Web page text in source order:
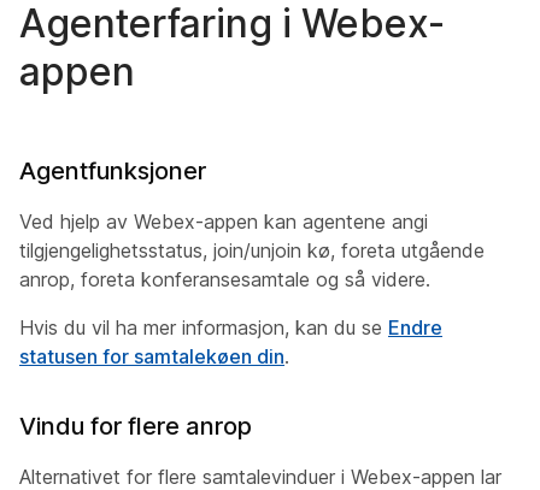
Agenterfaring i Webex-
appen
Agentfunksjoner
Ved hjelp av Webex-appen kan agentene angi
tilgjengelighetsstatus, join/unjoin kø, foreta utgående
anrop, foreta konferansesamtale og så videre.
Hvis du vil ha mer informasjon, kan du se Endre
statusen for samtalekøen din.
Vindu for flere anrop
Alternativet for flere samtalevinduer i Webex-appen lar